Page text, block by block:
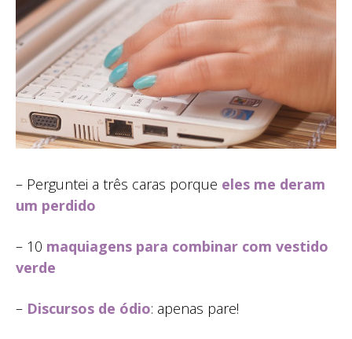
– Perguntei a três caras porque eles me deram
um perdido
– 10 maquiagens para combinar com vestido
verde
– Discursos de ódio: apenas pare!